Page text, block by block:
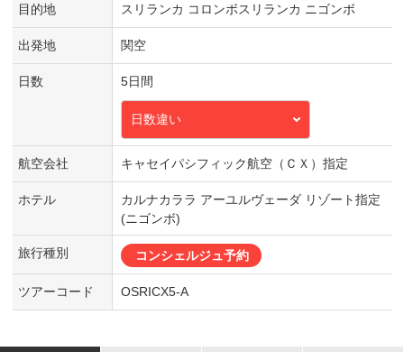
目的地 スリランカ コロンボスリランカ ニゴンボ
出発地 関空
日数 5日間
日数違い
航空会社 キャセイパシフィック航空（ＣＸ）指定
ホテル
カルナカララ アーユルヴェーダ リゾート指定
(ニゴンボ)
旅行種別 コンシェルジュ予約
ツアーコード OSRICX5-A